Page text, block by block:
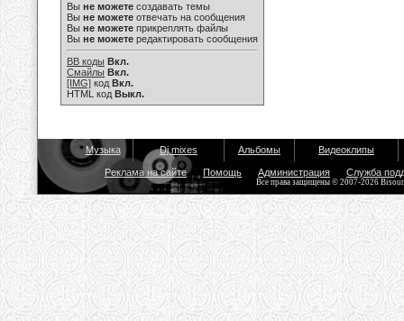
Вы не можете создавать темы
Вы не можете отвечать на сообщения
Вы не можете прикреплять файлы
Вы не можете редактировать сообщения
BB коды Вкл.
Смайлы Вкл.
[IMG] код Вкл.
HTML код Выкл.
Музыка Dj mixes Альбомы Видеоклипы
Реклама на сайте Помощь Администрация Служба
Все права защищены © 2007-2026